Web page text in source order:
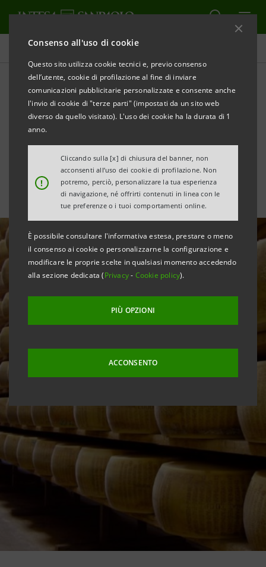
Consenso all'uso di cookie
Questo sito utilizza cookie tecnici e, previo consenso
dell’utente, cookie di profilazione al fine di inviare
comunicazioni pubblicitarie personalizzate e consente anche
l'invio di cookie di "terze parti" (impostati da un sito web
diverso da quello visitato). L'uso dei cookie ha la durata di 1
anno.
!
Cliccando sulla [x] di chiusura del banner, non
acconsenti all’uso dei cookie di profilazione. Non
potremo, perciò, personalizzare la tua esperienza
di navigazione, né offrirti contenuti in linea con le
tue preferenze o i tuoi comportamenti online.
È possibile consultare l'informativa estesa, prestare o meno
il consenso ai cookie o personalizzarne la configurazione e
modificare le proprie scelte in qualsiasi momento accedendo
alla sezione dedicata (Privacy- Cookie policy).
PIÙ OPZIONI
ACCONSENTO
Tutte le news
Finanziamento S-Loan da
€37 milioni per conseguire
obiettivi ESG a Parmareggio